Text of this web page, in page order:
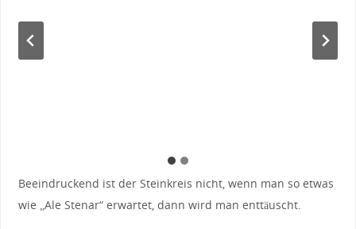
Beeindruckend ist der Steinkreis nicht, wenn man so etwas
wie „Ale Stenar“ erwartet, dann wird man enttäuscht.